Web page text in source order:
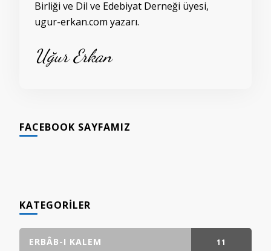
Birliği ve Dil ve Edebiyat Derneği üyesi,
ugur-erkan.com yazarı.
Uğur Erkan
FACEBOOK SAYFAMIZ
KATEGORILER
ERBÂB-I KALEM 11